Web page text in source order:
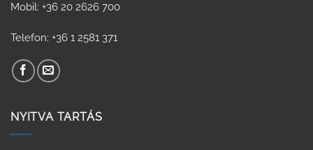
Mobil: +36 20 2626 700
Telefon: +36 1 2581 371
NYITVA TARTÁS